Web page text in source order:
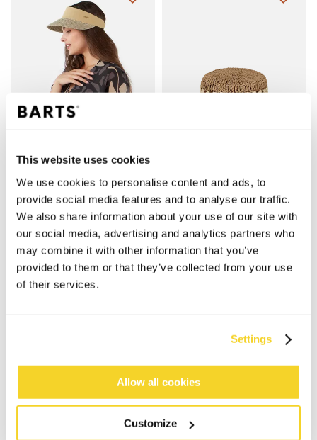
This website uses cookies
We use cookies to personalise content and ads, to
provide social media features and to analyse our traffic.
We also share information about your use of our site with
our social media, advertising and analytics partners who
may combine it with other information that you’ve
provided to them or that they’ve collected from your use
of their services.
Settings
Allow all cookies
Customize
VESDER VISOR
€ 34,99
5 Farben
FEATHERY HAT
€ 39,99
4 Farben